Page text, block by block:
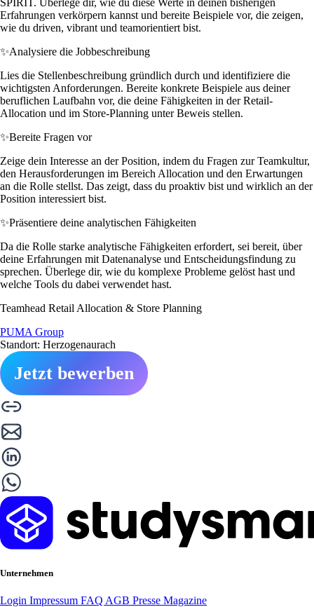
Erfahrungen verkörpern kannst und bereite Beispiele vor, die zeigen,
wie du driven, vibrant und teamorientiert bist.
✨Analysiere die Jobbeschreibung
Lies die Stellenbeschreibung gründlich durch und identifiziere die
wichtigsten Anforderungen. Bereite konkrete Beispiele aus deiner
beruflichen Laufbahn vor, die deine Fähigkeiten in der Retail-
Allocation und im Store-Planning unter Beweis stellen.
✨Bereite Fragen vor
Zeige dein Interesse an der Position, indem du Fragen zur Teamkultur,
den Herausforderungen im Bereich Allocation und den Erwartungen
an die Rolle stellst. Das zeigt, dass du proaktiv bist und wirklich an der
Position interessiert bist.
✨Präsentiere deine analytischen Fähigkeiten
Da die Rolle starke analytische Fähigkeiten erfordert, sei bereit, über
deine Erfahrungen mit Datenanalyse und Entscheidungsfindung zu
sprechen. Überlege dir, wie du komplexe Probleme gelöst hast und
welche Tools du dabei verwendet hast.
Teamhead Retail Allocation & Store Planning
PUMA Group
Standort: Herzogenaurach
Jetzt bewerben
Unternehmen
Login Impressum FAQ AGB Presse Magazine